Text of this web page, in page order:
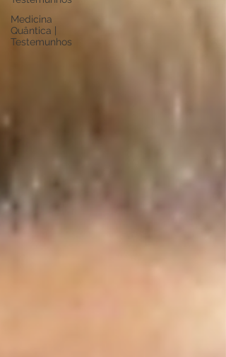
Medicina
Quântica |
Testemunhos